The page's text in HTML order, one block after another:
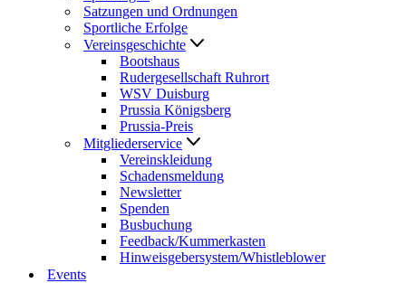
Satzungen und Ordnungen
Sportliche Erfolge
Vereinsgeschichte
Bootshaus
Rudergesellschaft Ruhrort
WSV Duisburg
Prussia Königsberg
Prussia-Preis
Mitgliederservice
Vereinskleidung
Schadensmeldung
Newsletter
Spenden
Busbuchung
Feedback/Kummerkasten
Hinweisgebersystem/Whistleblower
Events